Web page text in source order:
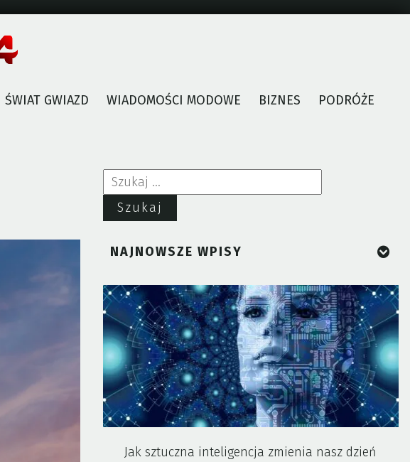
ŚWIAT GWIAZD WIADOMOŚCI MODOWE BIZNES
PODRÓŻE
Szukaj:
NAJNOWSZE WPISY
Jak sztuczna inteligencja zmienia nasz dzień